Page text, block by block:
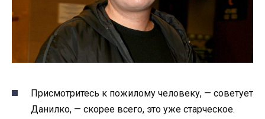
Присмотритесь к пожилому человеку, — советует
Данилко, — скорее всего, это уже старческое.